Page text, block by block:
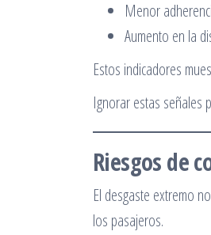
Menor
Aumento en la
Estos indicadores
Ignorar estas señales
Riesgos de
El desgaste extremo
los pasajeros.